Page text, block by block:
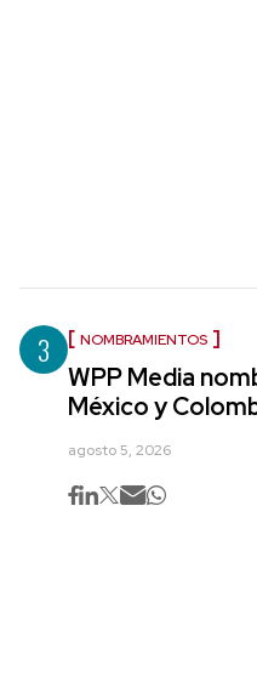
3 NOMBRAMIENTOS
WPP Media
México y
agosto 5, 2026